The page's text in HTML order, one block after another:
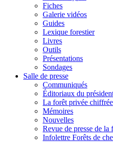
Fiches
Galerie vidéos
Guides
Lexique forestier
Livres
Outils
Présentations
Sondages
Salle de presse
Communiqués
Éditoriaux du
La forêt privée chiffrée
Mémoires
Nouvelles
Revue de presse de la
Infolettre Forêts de